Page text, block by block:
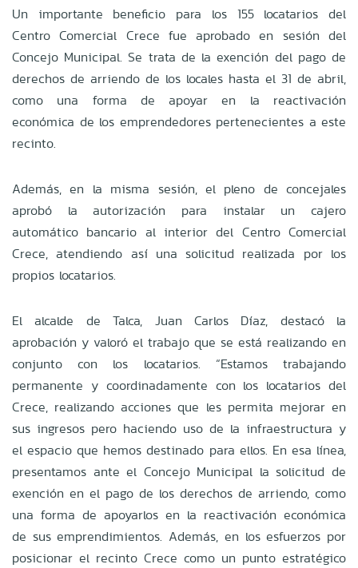
Un importante beneficio para los 155 locatarios del
Centro Comercial Crece fue aprobado en sesión del
Concejo Municipal. Se trata de la exención del pago de
derechos de arriendo de los locales hasta el 31 de abril,
como una forma de apoyar en la reactivación
económica de los emprendedores pertenecientes a este
recinto.
Además, en la misma sesión, el pleno de concejales
aprobó la autorización para instalar un cajero
automático bancario al interior del Centro Comercial
Crece, atendiendo así una solicitud realizada por los
propios locatarios.
El alcalde de Talca, Juan Carlos Díaz, destacó la
aprobación y valoró el trabajo que se está realizando en
conjunto con los locatarios. “Estamos trabajando
permanente y coordinadamente con los locatarios del
Crece, realizando acciones que les permita mejorar en
sus ingresos pero haciendo uso de la infraestructura y
el espacio que hemos destinado para ellos. En esa línea,
presentamos ante el Concejo Municipal la solicitud de
exención en el pago de los derechos de arriendo, como
una forma de apoyarlos en la reactivación económica
de sus emprendimientos. Además, en los esfuerzos por
posicionar el recinto Crece como un punto estratégico